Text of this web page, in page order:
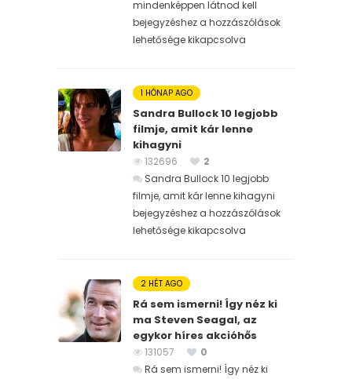
mindenképpen látnod kell
bejegyzéshez a hozzászólások
lehetősége kikapcsolva
1 HÓNAP AGO
Sandra Bullock 10 legjobb
filmje, amit kár lenne
kihagyni
132696
2
Sandra Bullock 10 legjobb
filmje, amit kár lenne kihagyni
bejegyzéshez a hozzászólások
lehetősége kikapcsolva
2 HÉT AGO
Rá sem ismerni! Így néz ki
ma Steven Seagal, az
egykor híres akcióhős
131057
0
Rá sem ismerni! Így néz ki